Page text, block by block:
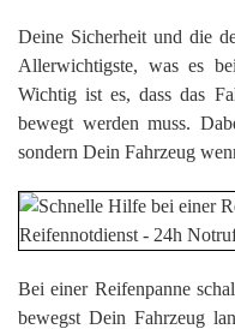
Deine Sicherheit und die
Allerwichtigste, was es
Wichtig ist es, dass das
bewegt werden muss.
sondern Dein Fahrzeug
Bei einer Reifenpanne
bewegst Dein Fahrzeug